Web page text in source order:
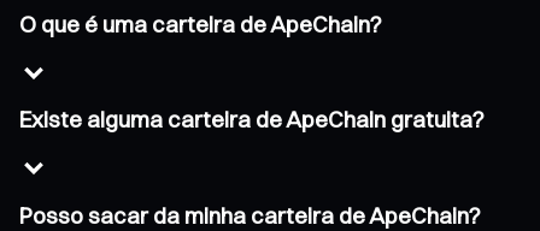
O que é uma carteira de ApeChain?
Existe alguma carteira de ApeChain gratuita?
Posso sacar da minha carteira de ApeChain?